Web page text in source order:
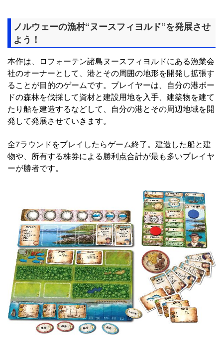
ノルウェーの漁村“ヌースフィヨルド”を発展させ
よう！
本作は、ロフォーテン諸島ヌースフィヨルドにある漁業会
社のオーナーとして、港とその周囲の地形を開発し拡張す
ることが目的のゲームです。プレイヤーは、自分の港ボー
ドの森林を伐採して資材と建設用地を入手、建築物を建て
たり船を建造するなどして、自分の港とその周辺地域を開
発して発展させていきます。
全7ラウンドをプレイしたらゲーム終了。建造した船と建
物や、所有する株券による勝利点合計が最も多いプレイヤ
ーが勝者です。